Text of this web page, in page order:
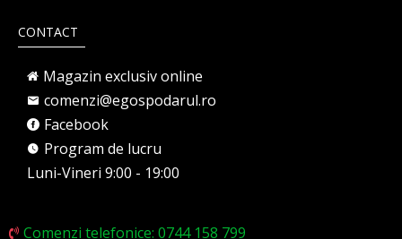
CONTACT
Magazin exclusiv online
comenzi@egospodarul.ro
Facebook
Program de lucru
Luni-Vineri 9:00 - 19:00
Comenzi telefonice: 0744 158 799